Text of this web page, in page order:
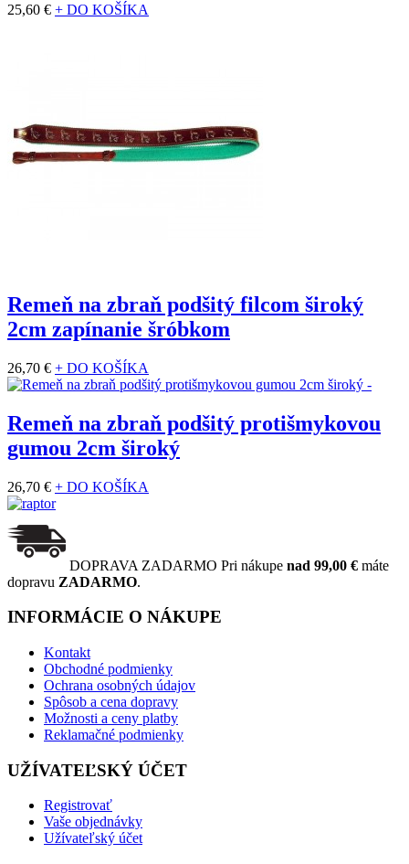
25,60 € + DO KOŠÍKA
Remeň na zbraň podšitý filcom široký
2cm zapínanie šróbkom
26,70 € + DO KOŠÍKA
Remeň na zbraň podšitý protišmykovou
gumou 2cm široký
26,70 € + DO KOŠÍKA
DOPRAVA ZADARMO Pri nákupe nad 99,00 € máte
dopravu ZADARMO.
INFORMÁCIE O NÁKUPE
Kontakt
Obchodné podmienky
Ochrana osobných údajov
Spôsob a cena dopravy
Možnosti a ceny platby
Reklamačné podmienky
UŽÍVATEĽSKÝ ÚČET
Registrovať
Vaše objednávky
Užívateľský účet